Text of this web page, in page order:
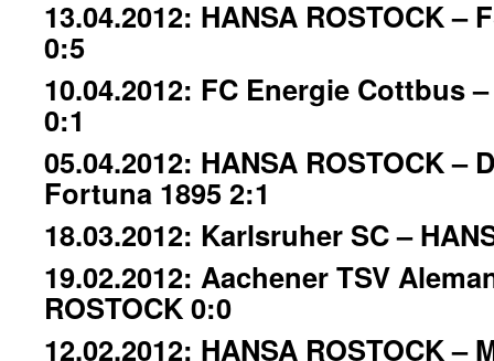
13.04.2012: HANSA ROSTOCK –
0:5
10.04.2012: FC Energie Cottbus
0:1
05.04.2012: HANSA ROSTOCK –
Fortuna 1895 2:1
18.03.2012: Karlsruher SC –
19.02.2012: Aachener TSV
ROSTOCK 0:0
12.02.2012: HANSA ROSTOCK –